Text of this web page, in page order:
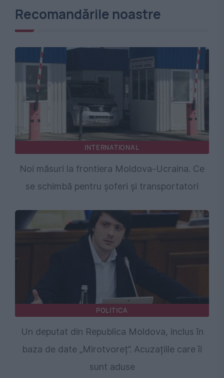
Recomandările noastre
INTERNATIONAL
Noi măsuri la frontiera Moldova-Ucraina. Ce
se schimbă pentru șoferi și transportatori
POLITICA
Un deputat din Republica Moldova, inclus în
baza de date „Mirotvoreț”. Acuzațiile care îi
sunt aduse